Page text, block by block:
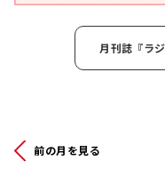
月刊誌『ラ
前の月を見る